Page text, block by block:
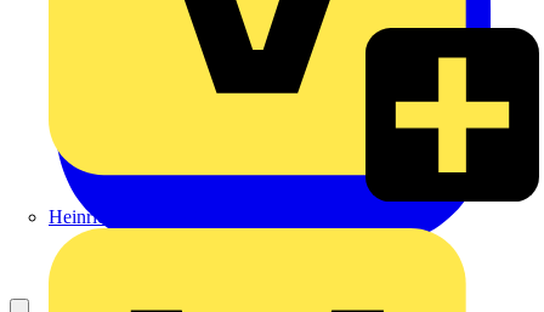
Heinrich Häusler GmbH